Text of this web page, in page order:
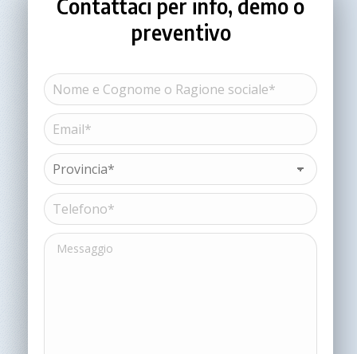
Contattaci per info, demo o
preventivo
Nome
e
Cognome
o
Ragione
sociale*
(Obbligatorio)
Nome
Email*
(Obbligatorio)
Provincia*
(Obbligatorio)
Telefono*
(Obbligatorio)
Messaggio